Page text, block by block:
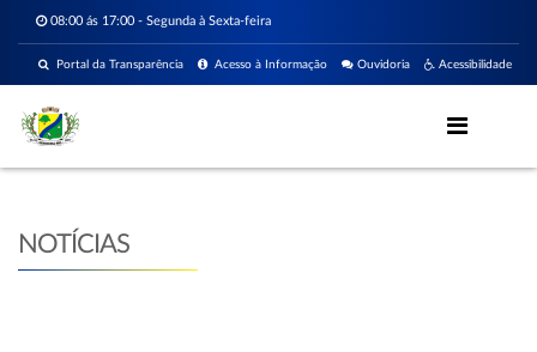
08:00 ás 17:00 - Segunda à Sexta-feira
Acessibilidade
Ouvidoria
Acesso à Informação
Portal da Transparência
NOTÍCIAS